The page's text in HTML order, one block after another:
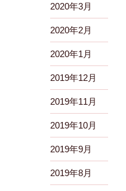
2020年3月
2020年2月
2020年1月
2019年12月
2019年11月
2019年10月
2019年9月
2019年8月